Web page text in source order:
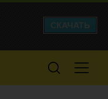
СКАЧАТЬ